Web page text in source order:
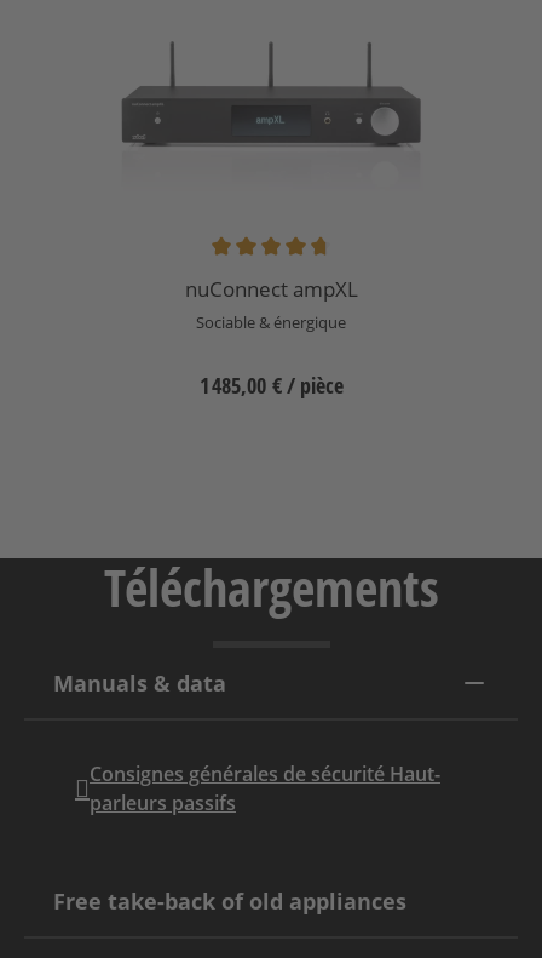
Note moyenne de 4.67 sur 5 étoiles
nuConnect ampXL
Sociable & énergique
1 485,00 €/ pièce
Téléchargements
Manuals & data
Consignes générales de sécurité Haut-
parleurs passifs
Free take-back of old appliances